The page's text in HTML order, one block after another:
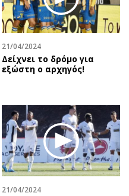
21/04/2024
Δείχνει το δρόμο για
εξώστη ο αρχηγός!
21/04/2024